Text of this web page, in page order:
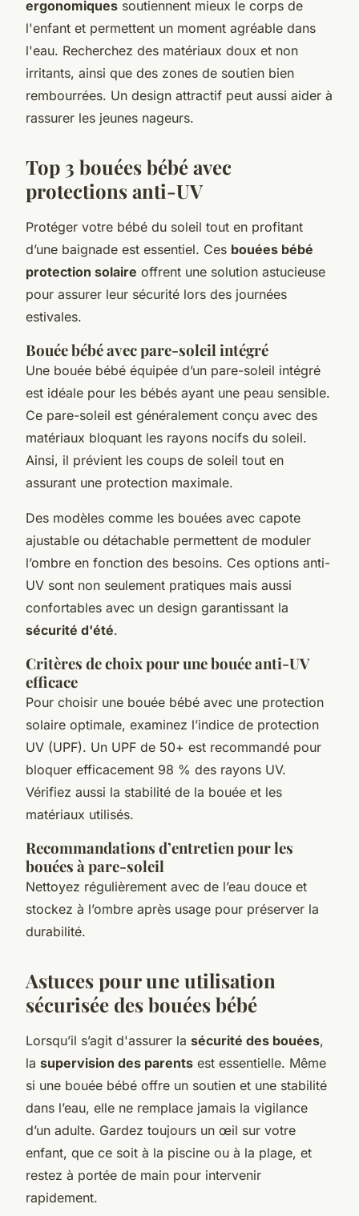
ergonomiques soutiennent mieux le corps de
l'enfant et permettent un moment agréable dans
l'eau. Recherchez des matériaux doux et non
irritants, ainsi que des zones de soutien bien
rembourrées. Un design attractif peut aussi aider à
rassurer les jeunes nageurs.
Top 3 bouées bébé avec
protections anti-UV
Protéger votre bébé du soleil tout en profitant
d’une baignade est essentiel. Ces bouées bébé
protection solaire offrent une solution astucieuse
pour assurer leur sécurité lors des journées
estivales.
Bouée bébé avec pare-soleil intégré
Une bouée bébé équipée d’un pare-soleil intégré
est idéale pour les bébés ayant une peau sensible.
Ce pare-soleil est généralement conçu avec des
matériaux bloquant les rayons nocifs du soleil.
Ainsi, il prévient les coups de soleil tout en
assurant une protection maximale.
Des modèles comme les bouées avec capote
ajustable ou détachable permettent de moduler
l’ombre en fonction des besoins. Ces options anti-
UV sont non seulement pratiques mais aussi
confortables avec un design garantissant la
sécurité d'été.
Critères de choix pour une bouée anti-UV
efficace
Pour choisir une bouée bébé avec une protection
solaire optimale, examinez l’indice de protection
UV (UPF). Un UPF de 50+ est recommandé pour
bloquer efficacement 98 % des rayons UV.
Vérifiez aussi la stabilité de la bouée et les
matériaux utilisés.
Recommandations d’entretien pour les
bouées à pare-soleil
Nettoyez régulièrement avec de l’eau douce et
stockez à l’ombre après usage pour préserver la
durabilité.
Astuces pour une utilisation
sécurisée des bouées bébé
Lorsqu’il s’agit d'assurer la sécurité des bouées,
la supervision des parents est essentielle. Même
si une bouée bébé offre un soutien et une stabilité
dans l’eau, elle ne remplace jamais la vigilance
d’un adulte. Gardez toujours un œil sur votre
enfant, que ce soit à la piscine ou à la plage, et
restez à portée de main pour intervenir
rapidement.